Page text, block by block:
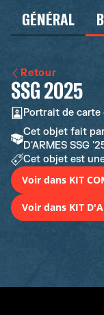
GÉNÉRAL
Retour
SSG 2025
Portrait de carte
Cet objet fait
D'ARMES SSG
Cet objet est
Voir dans KIT
Voir dans KIT